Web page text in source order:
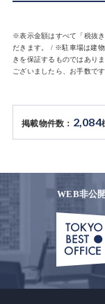
※表示金額はすべて「税抜
だきます。 / ※駐車場は建
きを保証するものではあり
ございましたら、お手数で
掲載物件数： 2,084
WEB非公